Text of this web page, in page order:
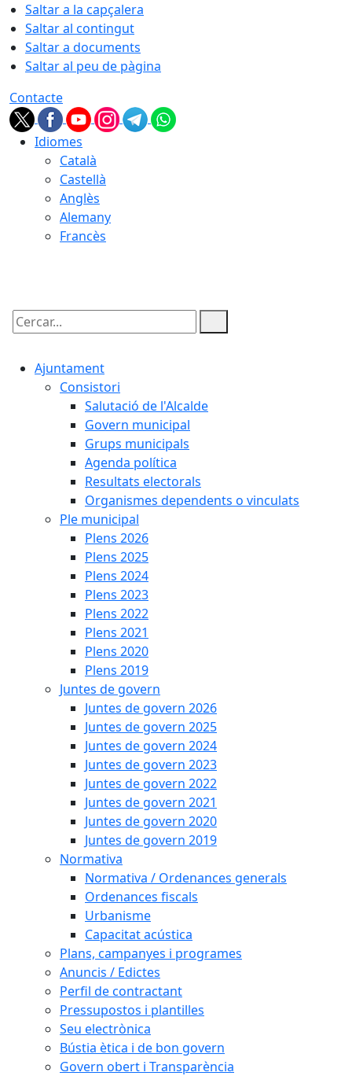
Saltar a la capçalera
Saltar al contingut
Saltar a documents
Saltar al peu de pàgina
Contacte
Idiomes
Català
Castellà
Anglès
Alemany
Francès
Cercar:
Ajuntament
Consistori
Salutació de l'Alcalde
Govern municipal
Grups municipals
Agenda política
Resultats electorals
Organismes dependents o vinculats
Ple municipal
Plens 2026
Plens 2025
Plens 2024
Plens 2023
Plens 2022
Plens 2021
Plens 2020
Plens 2019
Juntes de govern
Juntes de govern 2026
Juntes de govern 2025
Juntes de govern 2024
Juntes de govern 2023
Juntes de govern 2022
Juntes de govern 2021
Juntes de govern 2020
Juntes de govern 2019
Normativa
Normativa / Ordenances generals
Ordenances fiscals
Urbanisme
Capacitat acústica
Plans, campanyes i programes
Anuncis / Edictes
Perfil de contractant
Pressupostos i plantilles
Seu electrònica
Bústia ètica i de bon govern
Govern obert i Transparència